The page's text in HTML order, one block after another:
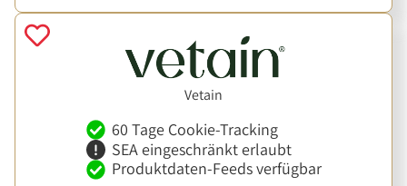
Vetain
60 Tage Cookie-Tracking
SEA eingeschränkt erlaubt
Produktdaten-Feeds verfügbar